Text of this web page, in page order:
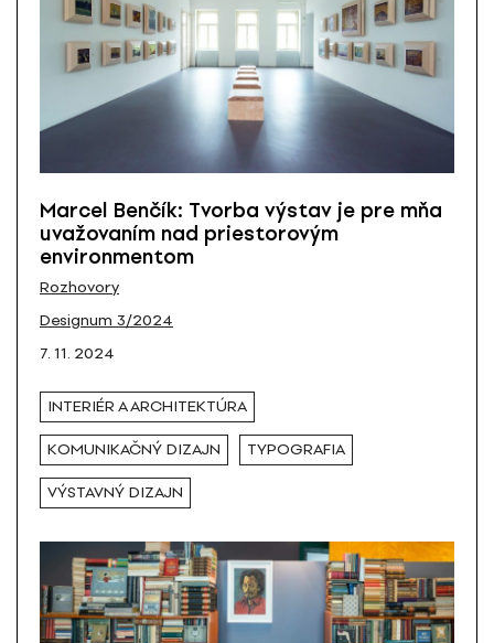
Marcel Benčík: Tvorba výstav je pre mňa
uvažovaním nad priestorovým
environmentom
Rozhovory
Designum 3/2024
7. 11. 2024
INTERIÉR A ARCHITEKTÚRA
KOMUNIKAČNÝ DIZAJN TYPOGRAFIA
VÝSTAVNÝ DIZAJN